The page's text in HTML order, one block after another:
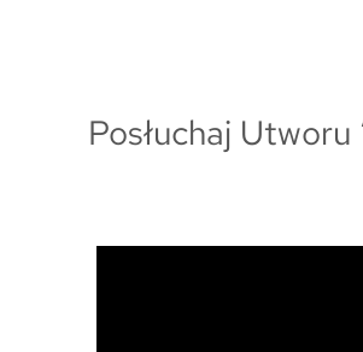
Posłuchaj